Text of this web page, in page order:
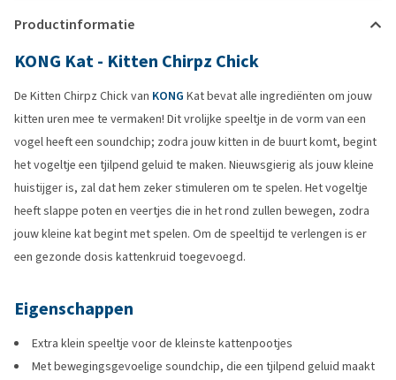
Productinformatie
KONG Kat - Kitten Chirpz Chick
De Kitten Chirpz Chick van KONG Kat bevat alle ingrediënten om jouw
kitten uren mee te vermaken! Dit vrolijke speeltje in de vorm van een
vogel heeft een soundchip; zodra jouw kitten in de buurt komt, begint
het vogeltje een tjilpend geluid te maken. Nieuwsgierig als jouw kleine
huistijger is, zal dat hem zeker stimuleren om te spelen. Het vogeltje
heeft slappe poten en veertjes die in het rond zullen bewegen, zodra
jouw kleine kat begint met spelen. Om de speeltijd te verlengen is er
een gezonde dosis kattenkruid toegevoegd.
Eigenschappen
Extra klein speeltje voor de kleinste kattenpootjes
Met bewegingsgevoelige soundchip, die een tjilpend geluid maakt